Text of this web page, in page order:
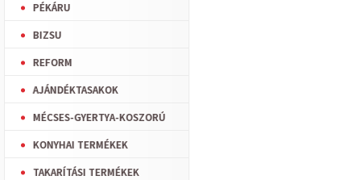
PÉKÁRU
BIZSU
REFORM
AJÁNDÉKTASAKOK
MÉCSES-GYERTYA-KOSZORÚ
KONYHAI TERMÉKEK
TAKARÍTÁSI TERMÉKEK